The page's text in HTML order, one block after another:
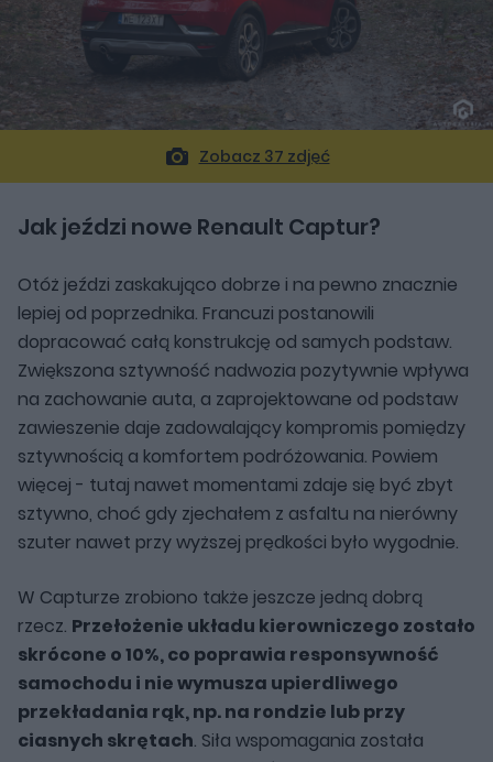
Zobacz 37 zdjęć
Jak jeździ nowe Renault Captur?
Otóż jeździ zaskakująco dobrze i na pewno znacznie
lepiej od poprzednika. Francuzi postanowili
dopracować całą konstrukcję od samych podstaw.
Zwiększona sztywność nadwozia pozytywnie wpływa
na zachowanie auta, a zaprojektowane od podstaw
zawieszenie daje zadowalający kompromis pomiędzy
sztywnością a komfortem podróżowania. Powiem
więcej - tutaj nawet momentami zdaje się być zbyt
sztywno, choć gdy zjechałem z asfaltu na nierówny
szuter nawet przy wyższej prędkości było wygodnie.
W Capturze zrobiono także jeszcze jedną dobrą
rzecz. Przełożenie układu kierowniczego zostało
skrócone o 10%, co poprawia responsywność
samochodu i nie wymusza upierdliwego
przekładania rąk, np. na rondzie lub przy
ciasnych skrętach. Siła wspomagania została